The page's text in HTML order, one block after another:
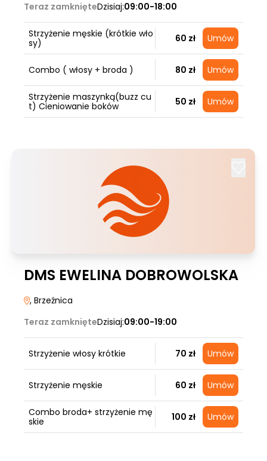
Teraz zamknięteDzisiaj:09:00-18:00
Strzyżenie męskie (krótkie wło
sy)
60 zł Umów
Combo ( włosy + broda ) 80 zł Umów
Strzyżenie maszynką(buzz cu
t) Cieniowanie boków
50 zł Umów
DMS EWELINA DOBROWOLSKA
, Brzeźnica
Teraz zamknięteDzisiaj:09:00-19:00
Strzyżenie włosy krótkie 70 zł Umów
Strzyżenie męskie 60 zł Umów
Combo broda+ strzyżenie mę
skie
100 zł Umów